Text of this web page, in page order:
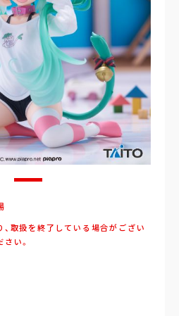
取扱を終了している場合がござい
い。